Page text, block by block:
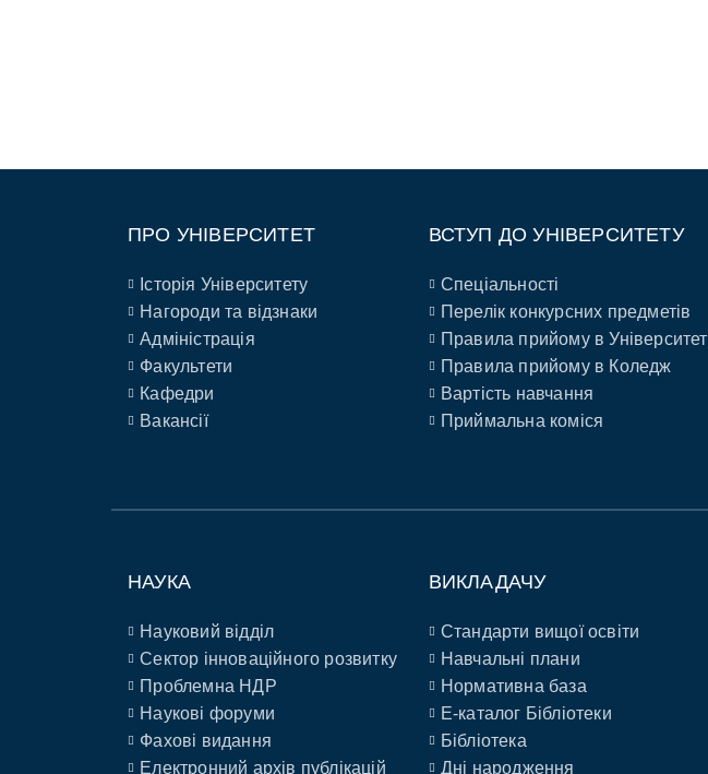
ПРО УНІВЕРСИТЕТ
Історія Університету
Нагороди та відзнаки
Адміністрація
Факультети
Кафедри
Вакансії
ВСТУП ДО УНІВЕРСИТЕТУ
Спеціальності
Перелік конкурсних предметів
Правила прийому в Університет
Правила прийому в Коледж
Вартість навчання
Приймальна коміся
НАУКА
Науковий відділ
Сектор інноваційного розвитку
Проблемна НДР
Наукові форуми
Фахові видання
Електронний архів публікацій
ВИКЛАДАЧУ
Стандарти вищої освіти
Навчальні плани
Нормативна база
E-каталог Бібліотеки
Бібліотека
Дні народження